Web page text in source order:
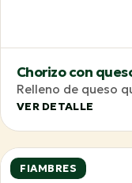
Chorizo con
Relleno de queso
VER DETALLE
FIAMBRES